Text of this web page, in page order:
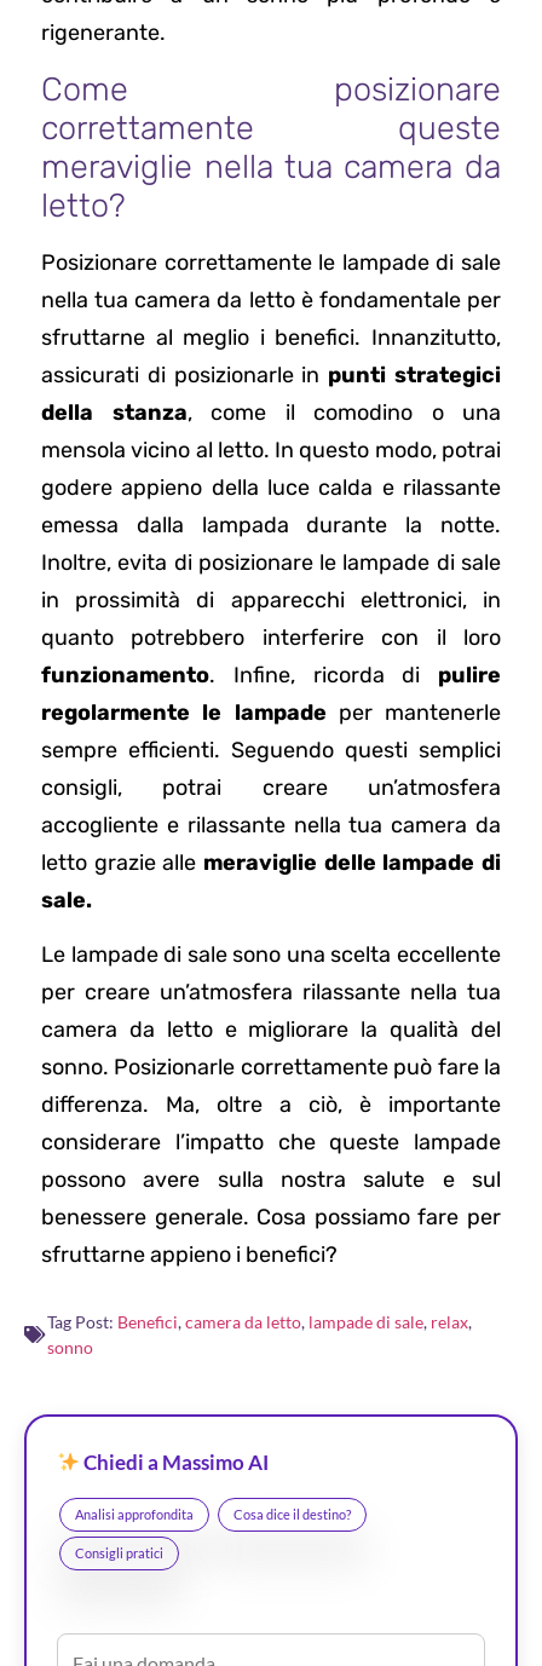
rigenerante.
Come posizionare
correttamente queste
meraviglie nella tua camera da
letto?
Posizionare correttamente le lampade di sale
nella tua camera da letto è fondamentale per
sfruttarne al meglio i benefici. Innanzitutto,
assicurati di posizionarle in punti strategici
della stanza, come il comodino o una
mensola vicino al letto. In questo modo, potrai
godere appieno della luce calda e rilassante
emessa dalla lampada durante la notte.
Inoltre, evita di posizionare le lampade di sale
in prossimità di apparecchi elettronici, in
quanto potrebbero interferire con il loro
funzionamento. Infine, ricorda di pulire
regolarmente le lampade per mantenerle
sempre efficienti. Seguendo questi semplici
consigli, potrai creare un’atmosfera
accogliente e rilassante nella tua camera da
letto grazie alle meraviglie delle lampade di
sale.
Le lampade di sale sono una scelta eccellente
per creare un’atmosfera rilassante nella tua
camera da letto e migliorare la qualità del
sonno. Posizionarle correttamente può fare la
differenza. Ma, oltre a ciò, è importante
considerare l’impatto che queste lampade
possono avere sulla nostra salute e sul
benessere generale. Cosa possiamo fare per
sfruttarne appieno i benefici?
Tag Post: Benefici,camera da letto, lampade di sale, relax,
sonno
Chiedi a Massimo AI
Analisi approfondita Cosa dice il destino?
Consigli pratici